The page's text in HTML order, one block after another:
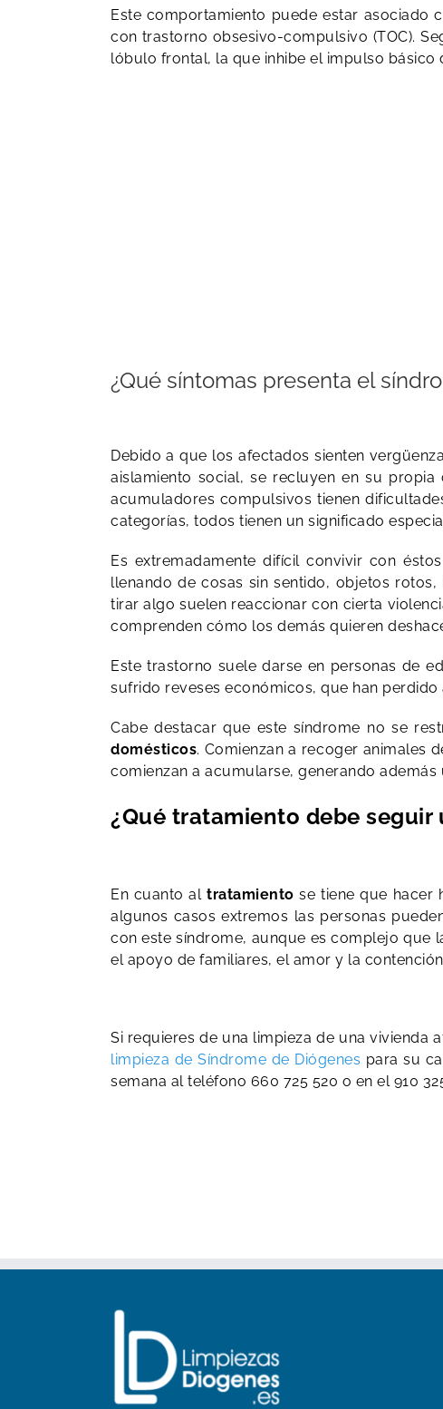
Este comportamiento puede estar asociado
con trastorno obsesivo-compulsivo (TOC).
lóbulo frontal, la que inhibe el impulso básico
¿Qué síntomas presenta el
Debido a que los afectados sienten
aislamiento social, se recluyen en su
acumuladores compulsivos tienen
categorías, todos tienen un significado
Es extremadamente difícil convivir con
llenando de cosas sin sentido, objetos
tirar algo suelen reaccionar con cierta
comprenden cómo los demás quieren
Este trastorno suele darse en personas de
sufrido reveses económicos, que han perdido
Cabe destacar que este síndrome no se
domésticos. Comienzan a recoger animales
comienzan a acumularse, generando
¿Qué tratamiento debe seguir
En cuanto altratamiento se tiene que hacer
algunos casos extremos las personas
con este síndrome, aunque es complejo que
el apoyo de familiares, el amor y la
Si requieres de una limpieza de una vivienda
limpieza de Síndrome de Diógenes para su
semana al teléfono 660 725 520 o en el 910